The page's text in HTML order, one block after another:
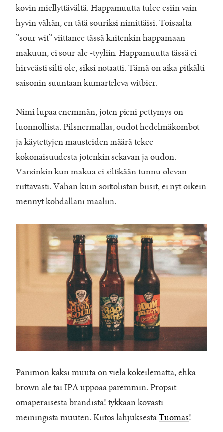
kovin miellyttävältä. Happamuutta tulee esiin vain
hyvin vähän, en tätä souriksi nimittäisi. Toisaalta
”sour wit” viittanee tässä kuitenkin happamaan
makuun, ei sour ale -tyyliin. Happamuutta tässä ei
hirveästi silti ole, siksi notaatti. Tämä on aika pitkälti
saisonin suuntaan kumarteleva witbier.
Nimi lupaa enemmän, joten pieni pettymys on
luonnollista. Pilsnermallas, oudot hedelmäkombot
ja käytettyjen mausteiden määrä tekee
kokonaisuudesta jotenkin sekavan ja oudon.
Varsinkin kun makua ei siltikään tunnu olevan
riittävästi. Vähän kuin soittolistan biisit, ei nyt oikein
mennyt kohdallani maaliin.
Panimon kaksi muuta on vielä kokeilematta, ehkä
brown ale tai IPA uppoaa paremmin. Propsit
omaperäisestä brändistä! tykkään kovasti
meiningistä muuten. Kiitos lahjuksesta Tuomas!